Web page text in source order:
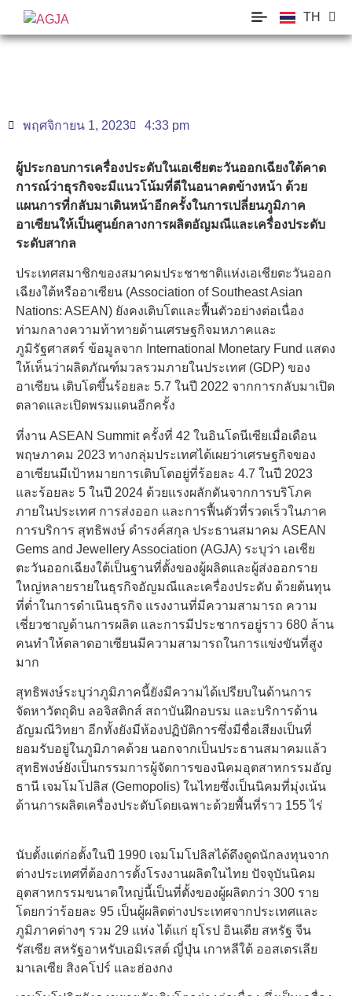
TH
EN
พฤศจิกายน 1, 2023 4:33 pm
ผู้ประกอบการเครื่องประดับในเอเชียตะวันออกเฉียงใต้คาด
การณ์ว่าธุรกิจจะมีแนวโน้มที่ดีในอนาคตข้างหน้า ด้วย
แผนการที่กลับมาเดินหน้าอีกครั้งในการเปลี่ยนภูมิภาค
อาเซียนให้เป็นศูนย์กลางการผลิตอัญมณีและเครื่องประดับ
ระดับสากล
ประเทศสมาชิกของสมาคมประชาชาติแห่งเอเชียตะวันออก
เฉียงใต้หรืออาเซียน (Association of Southeast Asian
Nations: ASEAN) ยังคงเติบโตและฟื้นตัวอย่างต่อเนื่อง
ท่ามกลางความท้าทายด้านเศรษฐกิจมหภาคและ
ภูมิรัฐศาสตร์ ข้อมูลจาก International Monetary Fund แสดง
ให้เห็นว่าผลิตภัณฑ์มวลรวมภายในประเทศ (GDP) ของ
อาเซียน เติบโตขึ้นร้อยละ 5.7 ในปี 2022 จากการกลับมาเปิด
ตลาดและเปิดพรมแดนอีกครั้ง
ที่งาน ASEAN Summit ครั้งที่ 42 ในอินโดนีเซียเมื่อเดือน
พฤษภาคม 2023 ทางกลุ่มประเทศได้เผยว่าเศรษฐกิจของ
อาเซียนมีเป้าหมายการเติบโตอยู่ที่ร้อยละ 4.7 ในปี 2023
และร้อยละ 5 ในปี 2024 ด้วยแรงผลักดันจากการบริโภค
ภายในประเทศ การส่งออก และการฟื้นตัวที่รวดเร็วในภาค
การบริการ สุทธิพงษ์ ดํารงค์สกุล ประธานสมาคม ASEAN
Gems and Jewellery Association (AGJA) ระบุว่า เอเชีย
ตะวันออกเฉียงใต้เป็นฐานที่ตั้งของผู้ผลิตและผู้ส่งออกราย
ใหญ่หลายรายในธุรกิจอัญมณีและเครื่องประดับ ด้วยต้นทุน
ที่ต่ำในการดำเนินธุรกิจ แรงงานที่มีความสามารถ ความ
เชี่ยวชาญด้านการผลิต และการมีประชากรอยู่ราว 680 ล้าน
คนทำให้ตลาดอาเซียนมีความสามารถในการแข่งขันที่สูง
มาก
สุทธิพงษ์ระบุว่าภูมิภาคนี้ยังมีความได้เปรียบในด้านการ
จัดหาวัตถุดิบ ลอจิสติกส์ สถาบันฝึกอบรม และบริการด้าน
อัญมณีวิทยา อีกทั้งยังมีห้องปฏิบัติการซึ่งมีชื่อเสียงเป็นที่
ยอมรับอยู่ในภูมิภาคด้วย นอกจากเป็นประธานสมาคมแล้ว
สุทธิพงษ์ยังเป็นกรรมการผู้จัดการของนิคมอุตสาหกรรมอัญ
ธานี เจมโมโปลิส (Gemopolis) ในไทยซึ่งเป็นนิคมที่มุ่งเน้น
ด้านการผลิตเครื่องประดับโดยเฉพาะด้วยพื้นที่ราว 155 ไร่
นับตั้งแต่ก่อตั้งในปี 1990 เจมโมโปลิสได้ดึงดูดนักลงทุนจาก
ต่างประเทศที่ต้องการตั้งโรงงานผลิตในไทย ปัจจุบันนิคม
อุตสาหกรรมขนาดใหญ่นี้เป็นที่ตั้งของผู้ผลิตกว่า 300 ราย
โดยกว่าร้อยละ 95 เป็นผู้ผลิตต่างประเทศจากประเทศและ
ภูมิภาคต่างๆ รวม 29 แห่ง ได้แก่ ยุโรป อินเดีย สหรัฐ จีน
รัสเซีย สหรัฐอาหรับเอมิเรสต์ ญี่ปุ่น เกาหลีใต้ ออสเตรเลีย
มาเลเซีย สิงคโปร์ และฮ่องกง